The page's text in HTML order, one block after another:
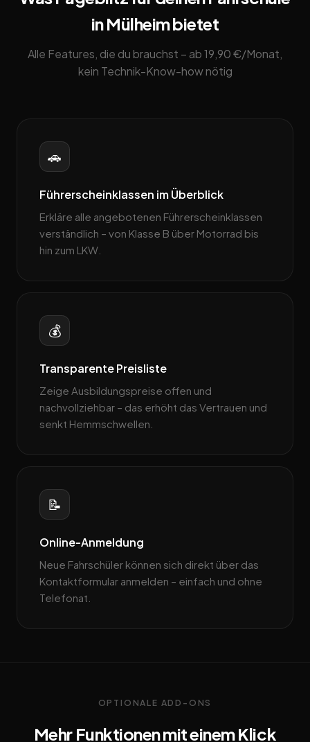
in Mülheim bietet
Alle Features, die du brauchst – ab 19,90 €/Monat,
kein Technik-Know-how nötig
🚗
Führerscheinklassen im Überblick
Erkläre alle angebotenen Führerscheinklassen
verständlich – von Klasse B über Motorrad bis
hin zum LKW.
💰
Transparente Preisliste
Zeige Ausbildungspreise offen und
nachvollziehbar – das erhöht das Vertrauen und
senkt Hemmschwellen.
📝
Online-Anmeldung
Neue Fahrschüler können sich direkt über das
Kontaktformular anmelden – einfach und ohne
Telefonat.
OPTIONALE ADD-ONS
Mehr Funktionen mit einem Klick